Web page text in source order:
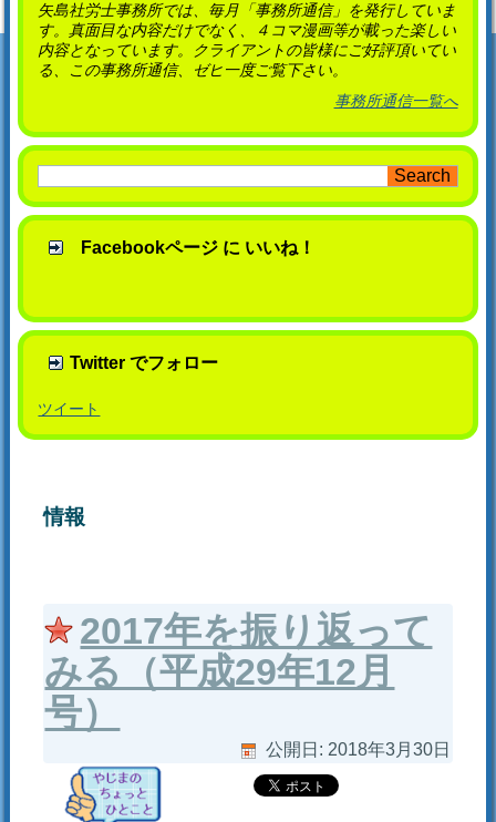
矢島社労士事務所では、毎月「事務所通信」を発行していま
す。真面目な内容だけでなく、４コマ漫画等が載った楽しい
内容となっています。クライアントの皆様にご好評頂いてい
る、この事務所通信、ゼヒ一度ご覧下さい。
事務所通信一覧へ
Facebookページ に いいね！
Twitter でフォロー
ツイート
情報
2017年を振り返って
みる（平成29年12月
号）
公開日: 2018年3月30日